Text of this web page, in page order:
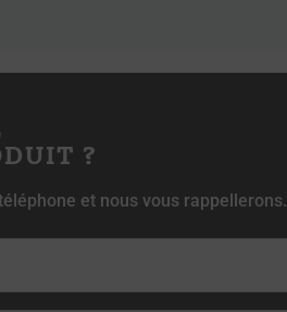
?
et nous vous rappellerons.